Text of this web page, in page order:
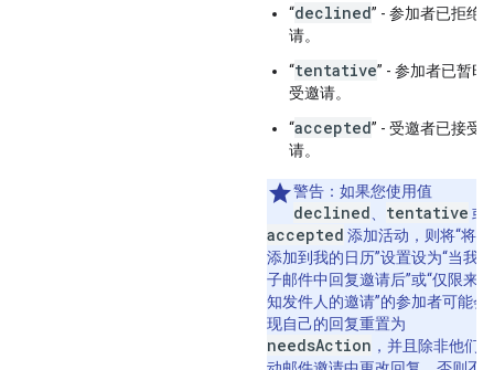
“declined” - 参加者已拒绝
请。
“tentative” - 参加者已暂时
受邀请。
“accepted” - 受邀者已接受
请。
警告 ：如果您使用值
declined tentative 或
accepted 添加活动，则将“将
添加到我的日历”设置设为“当我
子邮件中回复邀请后”或“仅限来
知发件人的邀请”的参加者可能会
现自己的回复重置为
needsAction ，并且除非他们